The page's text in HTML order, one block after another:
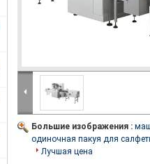
Большие изображения :
одиночная пакуя для
Лучшая цена